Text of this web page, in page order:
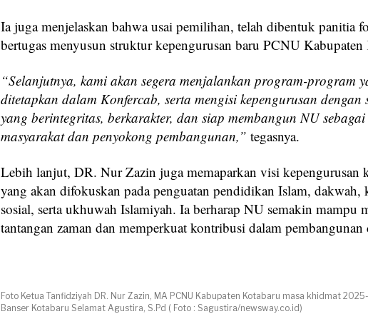
Ia juga menjelaskan bahwa usai pemilihan, telah dibentuk panitia
bertugas menyusun struktur kepengurusan baru PCNU Kabupaten
“Selanjutnya, kami akan segera menjalankan program-program
ditetapkan dalam Konfercab, serta mengisi kepengurusan dengan
yang berintegritas, berkarakter, dan siap membangun NU
masyarakat dan penyokong pembangunan,” tegasnya.
Lebih lanjut, DR. Nur Zazin juga memaparkan visi kepengurusan
yang akan difokuskan pada penguatan pendidikan Islam, dakwah,
sosial, serta ukhuwah Islamiyah. Ia berharap NU semakin mampu
tantangan zaman dan memperkuat kontribusi dalam pembangunan
Foto Ketua Tanfidziyah DR. Nur Zazin, MA PCNU Kabupaten Kotabaru masa khidmat
Banser Kotabaru Selamat Agustira, S.Pd ( Foto : Sagustira/newsway.co.id)